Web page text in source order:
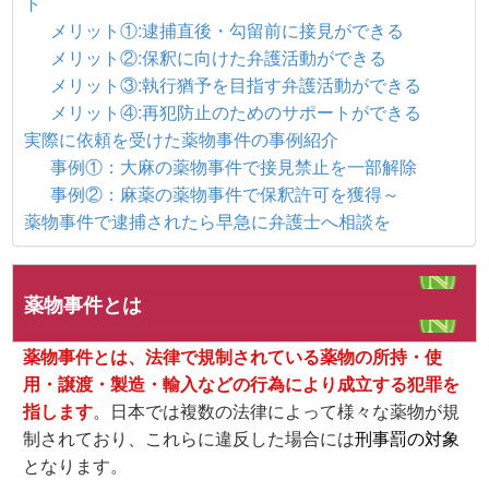
メリット①:逮捕直後・勾留前に接見ができる
メリット②:保釈に向けた弁護活動ができる
メリット③:執行猶予を目指す弁護活動ができる
メリット④:再犯防止のためのサポートができる
実際に依頼を受けた薬物事件の事例紹介
事例①：大麻の薬物事件で接見禁止を一部解除
事例②：麻薬の薬物事件で保釈許可を獲得～
薬物事件で逮捕されたら早急に弁護士へ相談を
薬物事件とは
薬物事件とは、法律で規制されている薬物の所持・使
用・譲渡・製造・輸入などの行為により成立する犯罪を
指します。日本では複数の法律によって様々な薬物が規
制されており、これらに違反した場合には刑事罰の対象
となります。